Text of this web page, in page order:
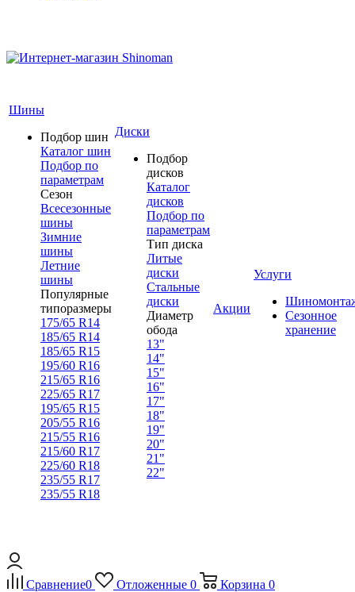
Шины
Подбор шин
Каталог шин
Подбор по
параметрам
Сезон
Всесезонные
шины
Зимние
шины
Летние
шины
Популярные
типоразмеры
175/65 R14
185/65 R14
185/65 R15
195/60 R16
215/65 R16
225/65 R17
195/65 R15
205/55 R16
215/55 R16
215/60 R17
225/60 R18
235/55 R17
235/55 R18
Диски
Подбор
дисков
Каталог
дисков
Подбор по
параметрам
Тип диска
Литые
диски
Стальные
диски
Диаметр
обода
13"
14"
15"
16"
17"
18"
19"
20"
21"
22"
Акции
Услуги
Сезонное
хранение
Сравнение0 Отложенные 0 Корзина 0